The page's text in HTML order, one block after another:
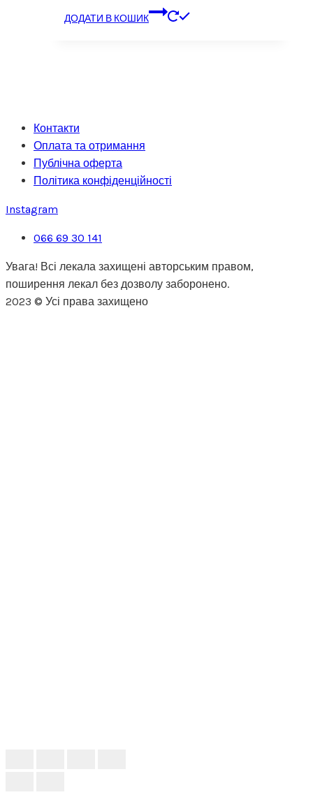
ДОДАТИ В КОШИК
Контакти
Оплата та отримання
Публічна оферта
Політика конфіденційності
Instagram
066 69 30 141
Увага! Всі лекала захищені авторським правом,
поширення лекал без дозволу заборонено.
2023 © Усі права захищено